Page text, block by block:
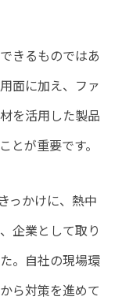
きるものではあ
面に加え、ファ
を活用した製品
とが重要です。
っかけに、熱中
企業として取り
。自社の現場環
ら対策を進めて